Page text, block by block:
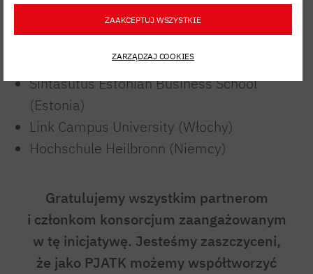
Scuola Universitaria Professionale della
Svizzera Italiana (Szwajcaria)
Sihtasutus Estonian Business School
(Estonia)
Link Campus University (Włochy)
Hochschule Heilbronn (Niemcy)
Gratulujemy wszystkim partnerom
i członkom konsorcjum zaangażowanym
w tę inicjatywę. Jesteśmy zaszczyceni,
że jako PJATK możemy współtworzyć
ZAAKCEPTUJ WSZYSTKIE
ZARZĄDZAJ COOKIES